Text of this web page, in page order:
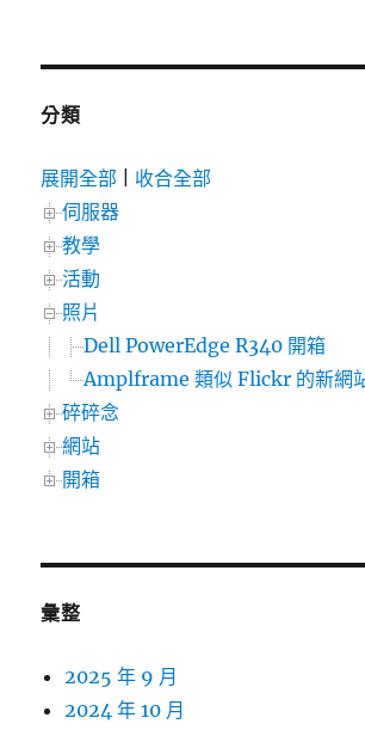
站〉
分類
展開全部
收合全部
伺服器
教學
活動
照片
Dell PowerEdge R340 開箱
Amplframe 類似 Flickr 的新網
碎碎念
網站
開箱
彙整
2025 年 9 月
2024 年 10 月